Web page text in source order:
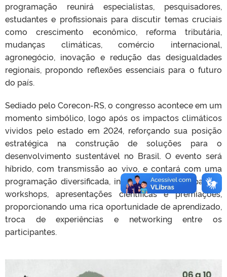
programação reunirá especialistas, pesquisadores,
estudantes e profissionais para discutir temas cruciais
como crescimento econômico, reforma tributária,
mudanças climáticas, comércio internacional,
agronegócio, inovação e redução das desigualdades
regionais, propondo reflexões essenciais para o futuro
do país.
Sediado pelo Corecon-RS, o congresso acontece em um
momento simbólico, logo após os impactos climáticos
vividos pelo estado em 2024, reforçando sua posição
estratégica na construção de soluções para o
desenvolvimento sustentável no Brasil. O evento será
híbrido, com transmissão ao vivo, e contará com uma
programação diversificada, incluindo palestras, painéis,
workshops, apresentações científicas e premiações,
proporcionando uma rica oportunidade de aprendizado,
troca de experiências e networking entre os
participantes.